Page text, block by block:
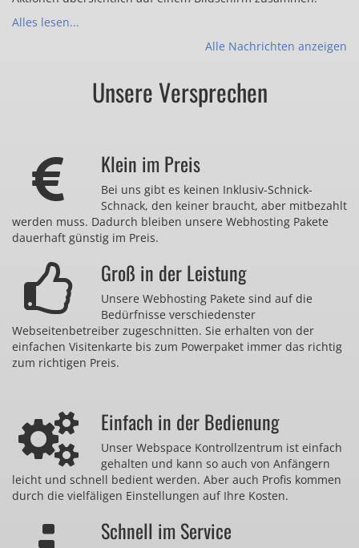
Alles lesen...
Alle Nachrichten anzeigen
Unsere Versprechen
Klein im Preis
Bei uns gibt es keinen Inklusiv-Schnick-
Schnack, den keiner braucht, aber mitbezahlt
werden muss. Dadurch bleiben unsere Webhosting Pakete
dauerhaft günstig im Preis.
Groß in der Leistung
Unsere Webhosting Pakete sind auf die
Bedürfnisse verschiedenster
Webseitenbetreiber zugeschnitten. Sie erhalten von der
einfachen Visitenkarte bis zum Powerpaket immer das richtig
zum richtigen Preis.
Einfach in der Bedienung
Unser Webspace Kontrollzentrum ist einfach
gehalten und kann so auch von Anfängern
leicht und schnell bedient werden. Aber auch Profis kommen
durch die vielfäligen Einstellungen auf Ihre Kosten.
Schnell im Service